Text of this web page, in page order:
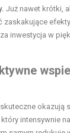
Już nawet krótki,
inwestycja w
okazują
, który intensywnie